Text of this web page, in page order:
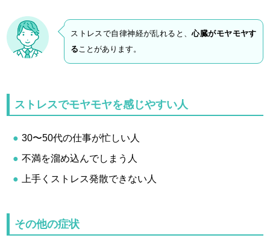
ストレスで自律神経が乱れると、心臓がモヤモヤす
ることがあります。
ストレスでモヤモヤを感じやすい人
30〜50代の仕事が忙しい人
不満を溜め込んでしまう人
上手くストレス発散できない人
その他の症状